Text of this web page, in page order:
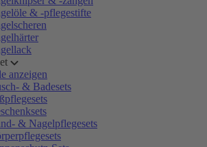
& -pflegestifte
anzeigen
& Badesets
& Nagelpflegesets